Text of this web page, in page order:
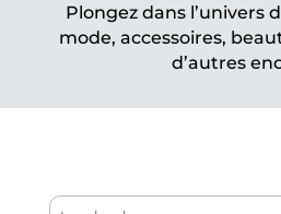
Plongez dans l’univers
mode, accessoires,
d’autres